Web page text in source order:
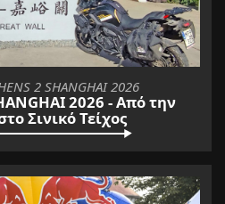
2 SHANGHAI 2026
2026 - Από την
Σινικό Τείχος